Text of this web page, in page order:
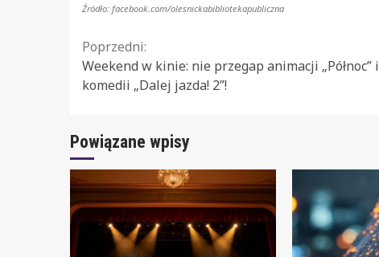
Źródło: facebook.com/olesnickabibliotekapubliczna
Continue
Reading
Poprzedni:
Weekend w kinie: nie przegap animacji „Północ” i
komedii „Dalej jazda! 2”!
Powiązane wpisy